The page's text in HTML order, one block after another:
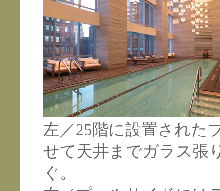
左／25階に設置された
せて天井までガラス張
ぐ。